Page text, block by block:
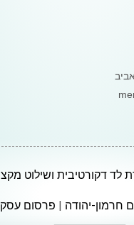
לד דקורטיבית ושילוט
חרמון-יהודה | פרסום